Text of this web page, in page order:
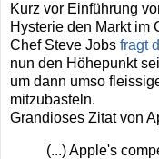
Kurz vor Einführung
Hysterie den Markt im
Chef Steve Jobs fragt
nun den Höhepunkt
um dann umso
mitzubasteln.
Grandioses Zitat von
(...) Apple's